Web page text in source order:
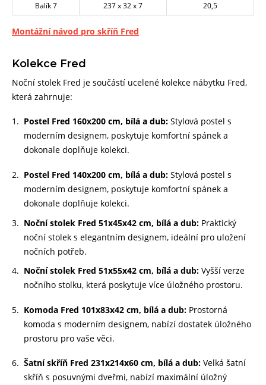
Balík 7
237 x 32 x 7 20,5
Montážní návod pro skříň Fred
Kolekce Fred
Noční stolek Fred je součástí ucelené kolekce nábytku Fred,
která zahrnuje:
Postel Fred 160x200 cm, bílá a dub: Stylová postel s
moderním designem, poskytuje komfortní spánek a
dokonale doplňuje kolekci.
Postel Fred 140x200 cm, bílá a dub: Stylová postel s
moderním designem, poskytuje komfortní spánek a
dokonale doplňuje kolekci.
Noční stolek Fred 51x45x42 cm, bílá a dub: Praktický
noční stolek s elegantním designem, ideální pro uložení
nočních potřeb.
Noční stolek Fred 51x55x42 cm, bílá a dub: Vyšší verze
nočního stolku, která poskytuje více úložného prostoru.
Komoda Fred 101x83x42 cm, bílá a dub: Prostorná
komoda s moderním designem, nabízí dostatek úložného
prostoru pro vaše věci.
Šatní skříň Fred 231x214x60 cm, bílá a dub: Velká šatní
skříň s posuvnými dveřmi, nabízí maximální úložný